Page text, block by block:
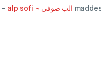
- alp sofi ~ الب صوفی